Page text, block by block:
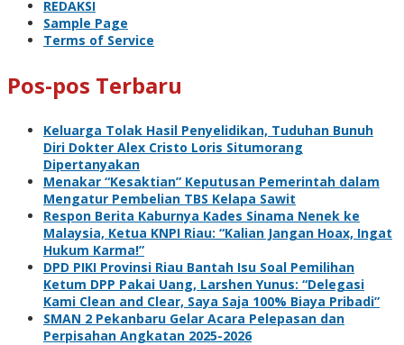
REDAKSI
Sample Page
Terms of Service
Pos-pos Terbaru
Keluarga Tolak Hasil Penyelidikan, Tuduhan Bunuh
Diri Dokter Alex Cristo Loris Situmorang
Dipertanyakan
Menakar “Kesaktian” Keputusan Pemerintah dalam
Mengatur Pembelian TBS Kelapa Sawit
Respon Berita Kaburnya Kades Sinama Nenek ke
Malaysia, Ketua KNPI Riau: “Kalian Jangan Hoax, Ingat
Hukum Karma!”
DPD PIKI Provinsi Riau Bantah Isu Soal Pemilihan
Ketum DPP Pakai Uang, Larshen Yunus: “Delegasi
Kami Clean and Clear, Saya Saja 100% Biaya Pribadi”
SMAN 2 Pekanbaru Gelar Acara Pelepasan dan
Perpisahan Angkatan 2025-2026